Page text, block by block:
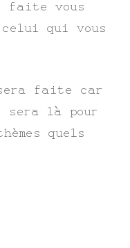
faite vous
qui vous
sera faite car
sera là pour
quels